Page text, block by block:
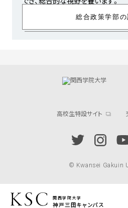
関西学院大学
神戸三田キャンパス
総合政策学部の
高校生特設サイト
© Kwansei Gakuin